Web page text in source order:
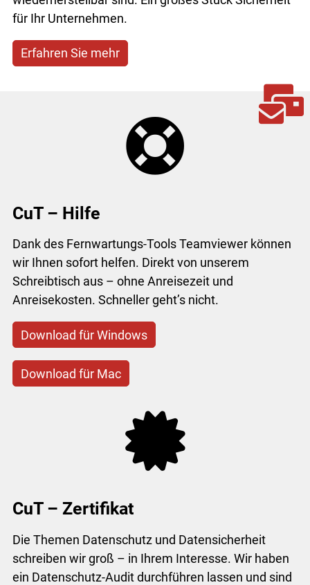
für Ihr Unternehmen.
Erfahren Sie mehr
CuT – Hilfe
Dank des Fernwartungs-Tools Teamviewer können
wir Ihnen sofort helfen. Direkt von unserem
Schreibtisch aus – ohne Anreisezeit und
Anreisekosten. Schneller geht’s nicht.
Download für Windows
Download für Mac
CuT – Zertifikat
Die Themen Datenschutz und Datensicherheit
schreiben wir groß – in Ihrem Interesse. Wir haben
ein Datenschutz-Audit durchführen lassen und sind